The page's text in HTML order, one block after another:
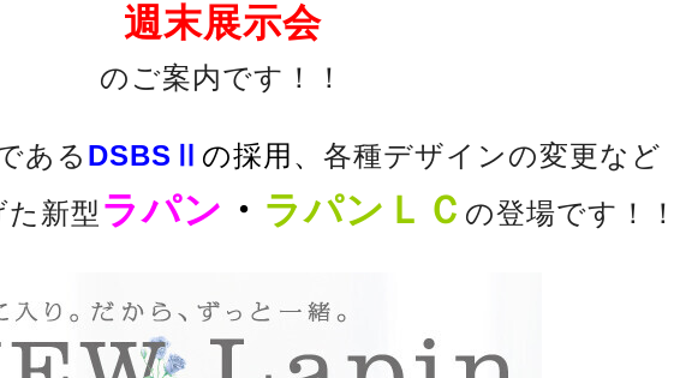
週末展示会
のご案内です！！
ある DSBSⅡ の採用、 各種デザインの変更など
新型 ラパン ・ ラパンＬＣ の登場です！！